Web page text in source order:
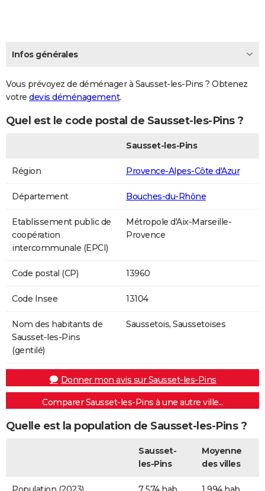
Infos générales
Vous prévoyez de déménager à Sausset-les-Pins ? Obtenez
votre devis déménagement.
Quel est le code postal de Sausset-les-Pins ?
Sausset-les-Pins
Région Provence-Alpes-Côte d'Azur
Département Bouches-du-Rhône
Etablissement public de
coopération
intercommunale (EPCI)
Métropole d'Aix-Marseille-
Provence
Code postal (CP) 13960
Code Insee 13104
Nom des habitants de
Sausset-les-Pins
(gentilé)
Saussetois, Saussetoises
Donner mon avis sur Sausset-les-Pins
Comparer Sausset-les-Pins à une autre ville...
Quelle est la population de Sausset-les-Pins ?
Sausset-
les-Pins
Moyenne
des villes